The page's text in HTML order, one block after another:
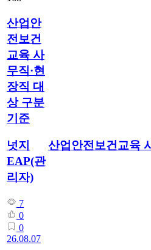
산업안
전보건
교육 사
무직·현
장직 대
상 구분
기준
넛지
EAP(관
리자)
7
0
0
26.08.07
산업안전보건교육